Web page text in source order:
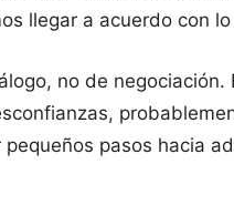
llegar a acuerdo con
no de
pasos hacia